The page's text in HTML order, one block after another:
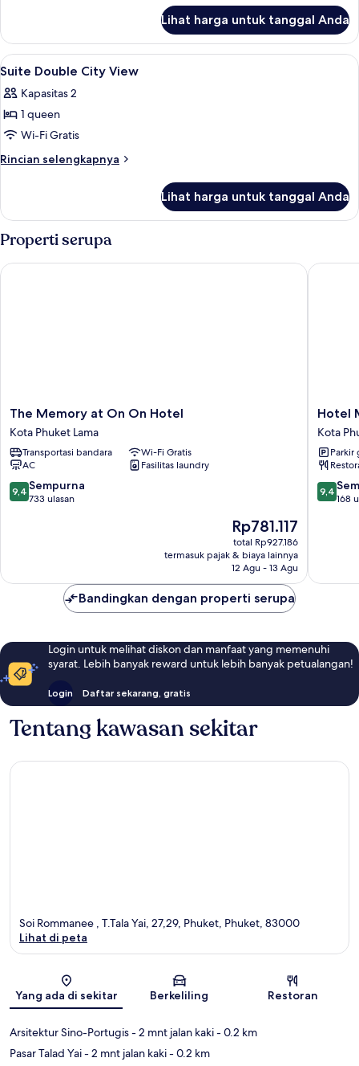
Superior
Double
Room
Lihat harga untuk tanggal Anda
Lihat
semua
foto
untuk
Suite
Double
Brankas, setrika/meja setrika, Wi-Fi
4
Suite Double City View
Kapasitas 2
1 queen
Wi-Fi Gratis
Rincian selengkapnya
Rincian
Suite
Double
City
View
Lihat harga untuk tanggal Anda
Properti serupa
The
Memory
at
On
On
Hotel
Kota
The Memory at On On Hotel
Kota Phuket Lama
Transportasi bandara
Wi-Fi Gratis
AC
Fasilitas laundry
9.4
dari
9,4 Sempurna
733 ulasan
Harga
sekarang
Rp781.117
Rp781.117
total Rp927.186
termasuk pajak & biaya lainnya
12 Agu - 13 Agu
The Memory at On On Hotel
Hotel
Ratsada
Kota
Phuket
Lama
Hotel
Kota
Parkir
9.4
dari
9,4
168
Hotel
Bandingkan dengan properti serupa
Login untuk melihat diskon dan manfaat yang memenuhi
syarat. Lebih banyak reward untuk lebih banyak petualangan!
Login Daftar sekarang, gratis
Tentang kawasan sekitar
Peta
Soi Rommanee , T.Tala Yai, 27,29, Phuket, Phuket, 83000
Lihat di peta
Yang ada di sekitar Berkeliling Restoran
Arsitektur Sino-Portugis- 2 mnt jalan kaki- 0.2 km
Pasar Talad Yai- 2 mnt jalan kaki- 0.2 km